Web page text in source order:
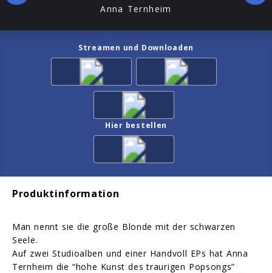
Anna Ternheim
Streamen und Downloaden
Hier bestellen
Produktinformation
Man nennt sie die große Blonde mit der schwarzen
Seele.
Auf zwei Studioalben und einer Handvoll EPs hat Anna
Ternheim die “hohe Kunst des traurigen Popsongs”